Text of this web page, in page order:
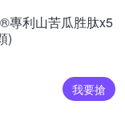
專利山苦瓜胜肽x5
)
我要搶